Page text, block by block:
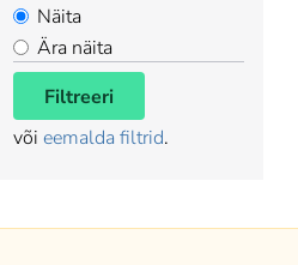
Näita
Ära näita
Filtreeri
või eemalda filtrid.